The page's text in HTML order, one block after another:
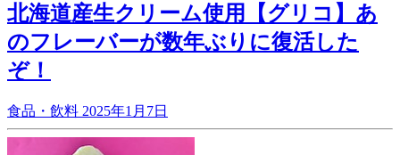
北海道産生クリーム使用【グリコ】あ
のフレーバーが数年ぶりに復活した
ぞ！
食品・飲料 2025年1月7日